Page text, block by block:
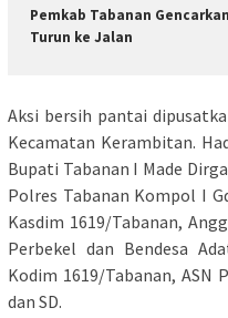
Pemkab Tabanan
Turun ke Jalan
Aksi bersih pantai
Kecamatan Kerambitan.
Bupati Tabanan I Made
Polres Tabanan Kompol I
Kasdim 1619/Tabanan,
Perbekel dan Bendesa
Kodim 1619/Tabanan, ASN
dan SD.